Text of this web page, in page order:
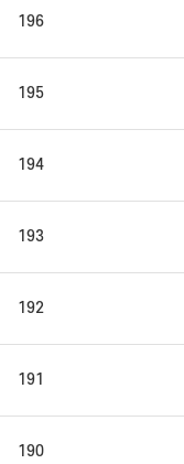
196
195
194
193
192
191
190